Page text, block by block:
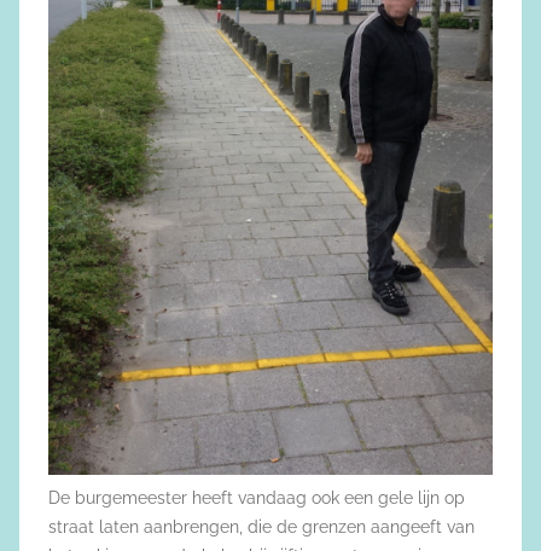
De burgemeester heeft vandaag ook een gele lijn op
straat laten aanbrengen, die de grenzen aangeeft van